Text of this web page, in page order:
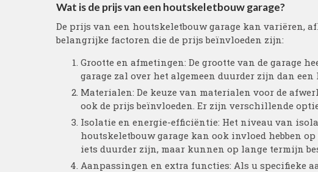
Wat is de prijs van een houtskeletbouw garage?
De prijs van een houtskeletbouw garage kan variëren,
belangrijke factoren die de prijs beïnvloeden zijn:
Grootte en afmetingen: De grootte van de garage
garage zal over het algemeen duurder zijn dan een
Materialen: De keuze van materialen voor de
ook de prijs beïnvloeden. Er zijn verschillende
Isolatie en energie-efficiëntie: Het niveau van
houtskeletbouw garage kan ook invloed hebben
iets duurder zijn, maar kunnen op lange termijn
Aanpassingen en extra functies: Als u specifieke